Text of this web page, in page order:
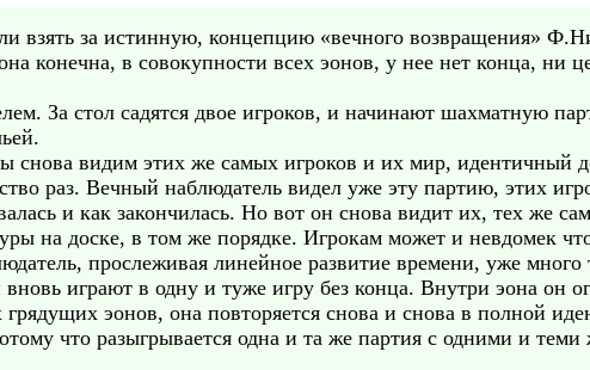
взять за истинную, концепцию «вечного возвращения»
конечна, в совокупности всех эонов, у нее нет конца, ни
За стол садятся двое игроков, и начинают шахматную
снова видим этих же самых игроков и их мир, идентичный
раз. Вечный наблюдатель видел уже эту партию, этих
и как закончилась. Но вот он снова видит их, тех же
на доске, в том же порядке. Игрокам может и невдомек
прослеживая линейное развитие времени, уже
играют в одну и туже игру без конца. Внутри эона он
эонов, она повторяется снова и снова в полной
что разыгрывается одна и та же партия с одними и